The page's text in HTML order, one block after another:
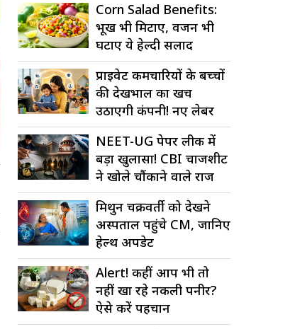
Corn Salad Benefits:
भूख भी मिटाए, वजन भी
घटाए ये हेल्दी सलाद
प्राइवेट कर्मचारियों के बच्चों
की देखभाल का खर्च
उठाएगी कंपनी! नए लेबर
कोड में बड़ा...
NEET-UG पेपर लीक में
बड़ा खुलासा! CBI चार्जशीट
ने खोले चौंकाने वाले राज
मिथुन चक्रवर्ती को देखने
अस्पताल पहुंचे CM, जानिए
हेल्थ अपडेट
Alert! कहीं आप भी तो
नहीं खा रहे नकली पनीर?
ऐसे करें पहचान